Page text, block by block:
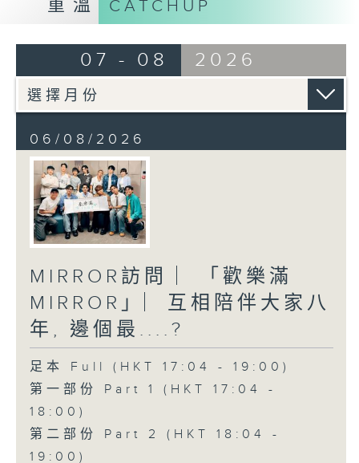
重溫 CATCHUP
07 - 08 2026
06/08/2026
MIRROR訪問 ︳「歡樂滿
MIRROR」︳互相陪伴大家八
年, 邊個最....?
足本 Full (HKT 17:04 - 19:00)
第一部份 Part 1 (HKT 17:04 -
18:00)
第二部份 Part 2 (HKT 18:04 -
19:00)